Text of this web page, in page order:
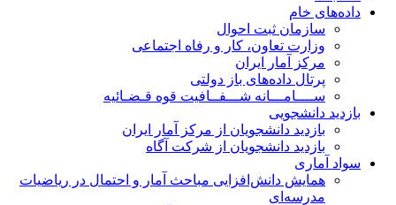
داده‌های خام
سازمان ثبت احوال
وزارت تعاون، کار و رفاه اجتماعی
مرکز آمار ایران
پرتال داده‌های باز دولتی
ســــامـــانه شـــفــافیت قوه قـضـائیه
بازدید دانشجویی
بازدید دانشجویان از مرکز آمار ایران
بازدید دانشجویان از شرکت آگاه
سواد آماری
همایش دانش‌افزایی مباحث آمار و احتمال در ریاضیات
مدرسه‌ای